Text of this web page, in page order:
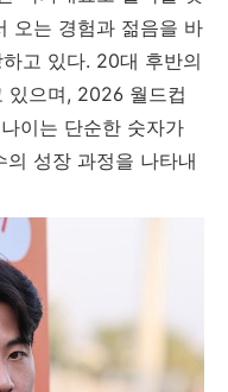
오는 경험과 젊음을 바
고 있다. 20대 후반의
있으며, 2026 월드컵
이는 단순한 숫자가
성장 과정을 나타내